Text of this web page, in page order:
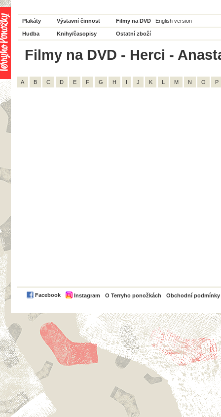
Plakáty Výstavní činnost Filmy na DVD English version
Hudba Knihy/časopisy Ostatní zboží
Filmy na DVD - Herci -
A B C D E F G H I J K L M N O P
Facebook Instagram O Terryho ponožkách Obchodní podmínky
PayPal